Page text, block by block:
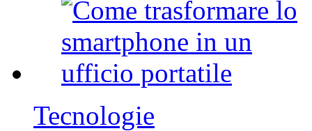
Tecnologie